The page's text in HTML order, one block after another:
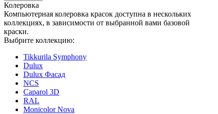
Колеровка
Компьютерная колеровка красок доступна в нескольких
коллекциях, в зависимости от выбранной вами базовой
краски.
Выбрите коллекцию:
Tikkurila Symphony
Dulux
Dulux Фасад
NCS
Caparol 3D
RAL
Monicolor Nova